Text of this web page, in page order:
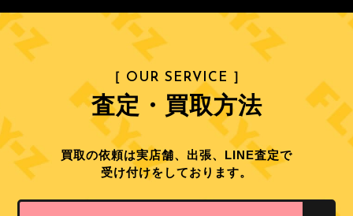
［ OUR SERVICE ］
査定・買取方法
買取の依頼は実店舗、出張、LINE査定で
受け付けをしております。